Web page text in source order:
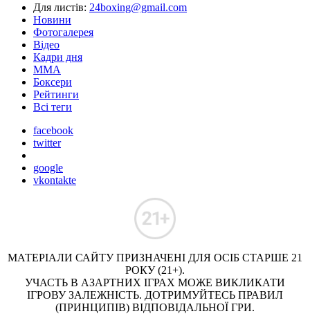
Для листів: 24boxing@gmail.com
Новини
Фотогалерея
Відео
Кадри дня
ММА
Боксери
Рейтинги
Всі теги
facebook
twitter
google
vkontakte
МАТЕРІАЛИ САЙТУ ПРИЗНАЧЕНІ ДЛЯ ОСІБ СТАРШЕ 21
РОКУ (21+).
УЧАСТЬ В АЗАРТНИХ ІГРАХ МОЖЕ ВИКЛИКАТИ
ІГРОВУ ЗАЛЕЖНІСТЬ. ДОТРИМУЙТЕСЬ ПРАВИЛ
(ПРИНЦИПІВ) ВІДПОВІДАЛЬНОЇ ГРИ.